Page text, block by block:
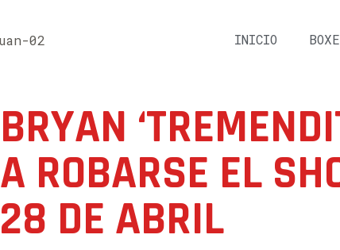
INICIO
BRYAN
A ROBARSE EL
28 DE ABRIL